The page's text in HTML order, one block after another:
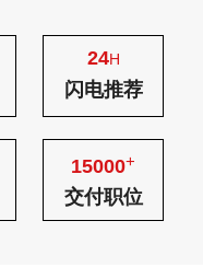
24H
闪电推荐
15000+
交付职位